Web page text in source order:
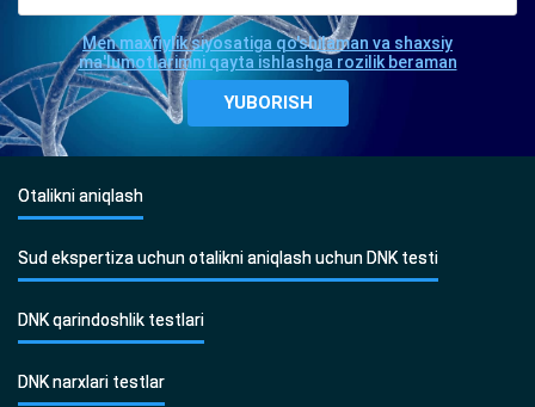
Men maxfiylik siyosatiga qo'shilaman va shaxsiy
ma'lumotlarimni qayta ishlashga rozilik beraman
Otalikni aniqlash
Sud ekspertiza uchun otalikni aniqlash uchun DNK testi
DNK qarindoshlik testlari
DNK narxlari testlar